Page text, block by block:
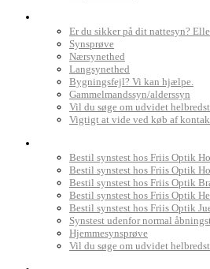
Er du sikker på dit nattesyn?
Synsprøve
Nærsynethed
Langsynethed
Bygningsfejl? Vi kan hjælpe.
Gammelmandssyn/alderssyn
Vil du søge om udvidet
Vigtigt at vide ved køb af
Bestil synstest hos Friis Optik
Bestil synstest hos Friis Optik
Bestil synstest hos Friis Optik
Bestil synstest hos Friis Optik
Bestil synstest hos Friis Optik
Synstest udenfor normal
Hjemmesynsprøve
Vil du søge om udvidet